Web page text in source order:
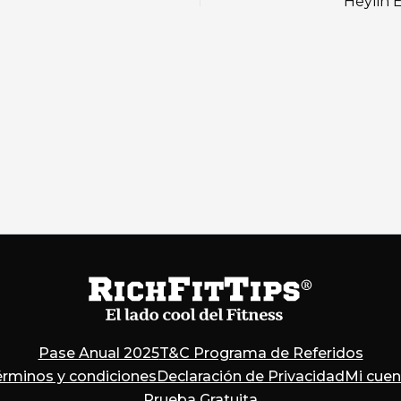
Pase Anual 2025T&C Programa de Referidos
y condicionesDeclaración de PrivacidadMi